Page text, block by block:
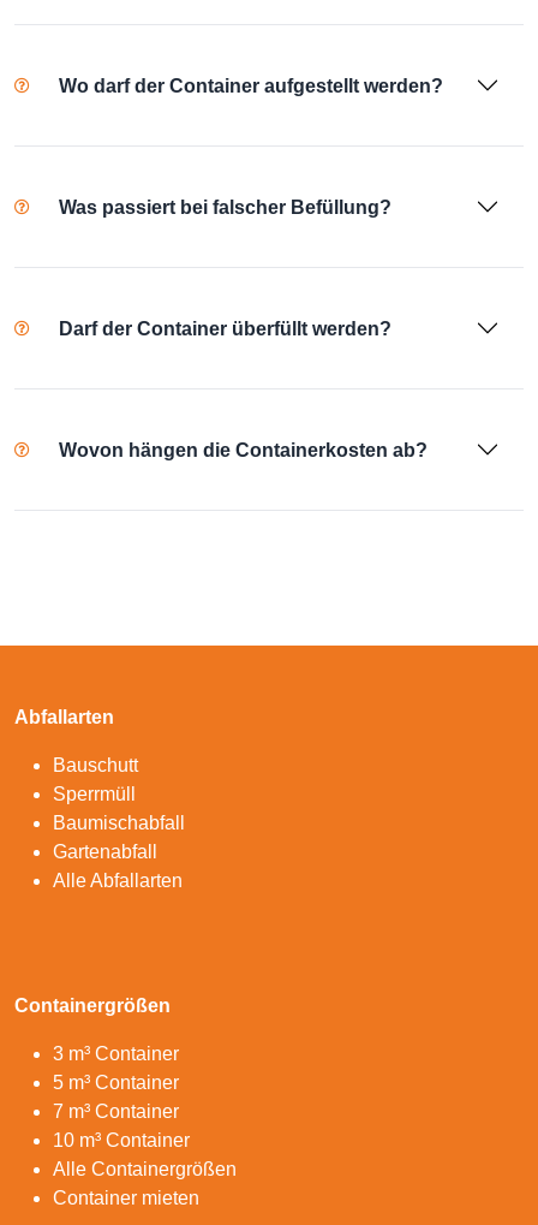
Wo darf der Container aufgestellt werden?
Was passiert bei falscher Befüllung?
Darf der Container überfüllt werden?
Wovon hängen die Containerkosten ab?
Abfallarten
Bauschutt
Sperrmüll
Baumischabfall
Gartenabfall
Alle Abfallarten
Containergrößen
3 m³ Container
5 m³ Container
7 m³ Container
10 m³ Container
Alle Containergrößen
Container mieten